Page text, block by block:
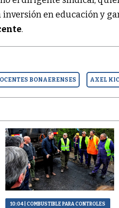
en educación y
.
BONAERENSES AXEL
10:04| COMBUSTIBLE PARA CONTROLES